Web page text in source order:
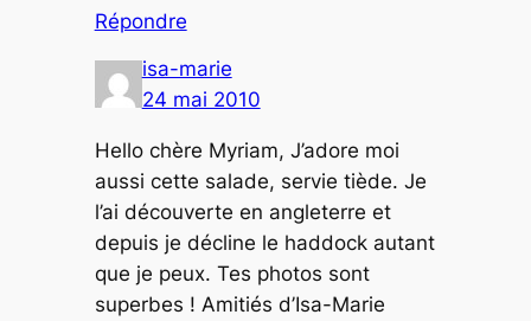
Répondre
isa-marie
24 mai 2010
Hello chère Myriam, J’adore moi
aussi cette salade, servie tiède. Je
l’ai découverte en angleterre et
depuis je décline le haddock autant
que je peux. Tes photos sont
superbes ! Amitiés d’Isa-Marie